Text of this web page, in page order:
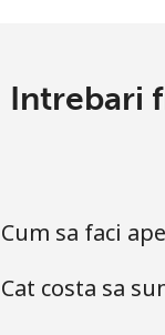
Intrebari
Cum sa faci
Cat costa sa